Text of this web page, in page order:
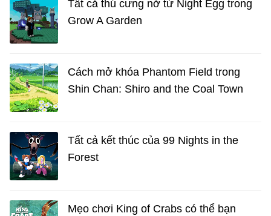
Tất cả thú cưng nở từ Night Egg trong
Grow A Garden
Cách mở khóa Phantom Field trong
Shin Chan: Shiro and the Coal Town
Tất cả kết thúc của 99 Nights in the
Forest
Mẹo chơi King of Crabs có thể bạn